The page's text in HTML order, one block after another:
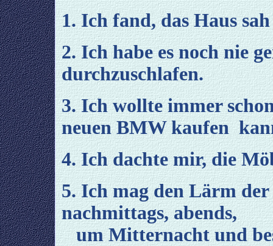
1. Ich fand, das Haus
2. Ich habe es noch nie
durchzuschlafen.
3. Ich wollte immer
neuen BMW kaufen
4. Ich dachte mir, die
5. Ich mag den Lärm
nachmittags, abends,
um Mitternacht und